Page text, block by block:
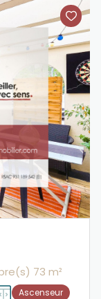
Appartement 3 pièce(s) 2 chambre(s) 73 m²
Ascenseur